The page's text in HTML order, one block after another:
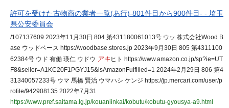
許可を受けた古物商の業者一覧(あ行)-801件目から900件目- - 埼玉
県公安委員会
/107137609 2023年11月30日 804 第431180061013号 ウッ 株式会社Wood B
ase ウッドベース https://woodbase.stores.jp 2023年9月30日 805 第4311100
62384号 ウド 有働 瑛仁 ウドウ アキ ヒト https://www.amazon.co.jp/sp?ie=UT
F8&seller=A1KC20F1PGYJ15&isAmazonFulfilled=1 2024年2月29日 806 第4
31340057233号 ウマ 馬橋 賢治 ウマハシ ケンジ https://jp.mercari.com/user/p
rofile/942908135 2022年7月31
https://www.pref.saitama.lg.jp/kouaniinkai/kobutu/kobutu-gyousya-a9.html